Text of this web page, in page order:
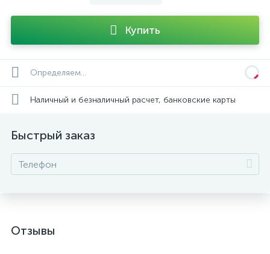
Купить
Определяем...
Наличный и безналичный расчет, банковские карты
Быстрый заказ
Отзывы